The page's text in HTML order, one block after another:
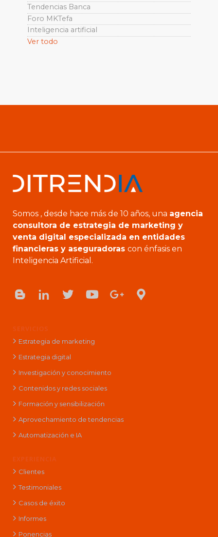
Tendencias Banca
Foro MKTefa
Inteligencia artificial
Ver todo
Somos , desde hace más de 10 años, una agencia
consultora de estrategia de marketing y
venta digital especializada en entidades
financieras y aseguradoras con énfasis en
Inteligencia Artificial.
SERVICIOS
Estrategia de marketing
Estrategia digital
Investigación y conocimiento
Contenidos y redes sociales
Formación y sensibilización
Aprovechamiento de tendencias
Automatización e IA
EXPERIENCIA
Clientes
Testimoniales
Casos de éxito
Informes
Ponencias